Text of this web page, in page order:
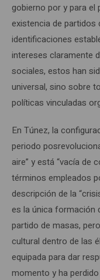
gobierno por y para el
existencia de
identificaciones
intereses claramente
sociales, estos han
universal, sino sobre
políticas vinculadas
En Túnez, la
periodo
aire” y está “vacía de
términos empleados
descripción de la
es la única formación
partido de masas,
cultural dentro de las
equipada para dar
momento y ha